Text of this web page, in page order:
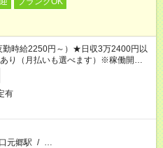
勤時給2250円～）★日収3万2400円以
り（月払いも選べます）※稼働開始時
いとなります。
有
元郷駅 / …